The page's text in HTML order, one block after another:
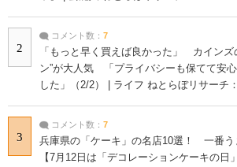
2
コメント数： 7
「もっと早く買えば良かった」 カインズ
ン”が大人気 「プライバシーも保てて安
した」（2/2） | ライフ ねとらぼリサーチ
3
コメント数： 7
兵庫県の「ケーキ」の名店10選！ 一番う
【7月12日は「デコレーションケーキの日